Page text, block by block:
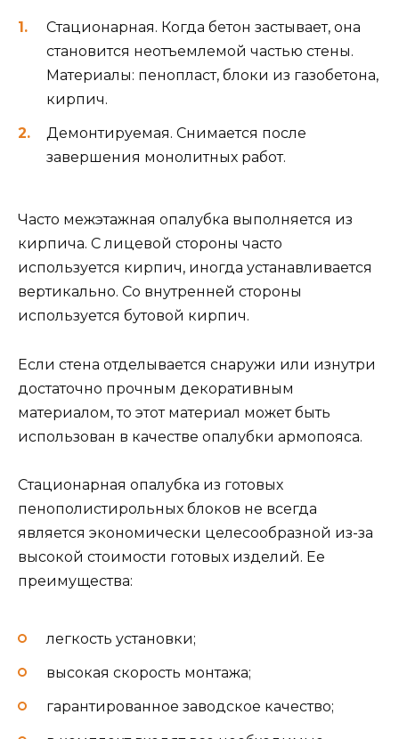
Стационарная. Когда бетон застывает, она
становится неотъемлемой частью стены.
Материалы: пенопласт, блоки из газобетона,
кирпич.
Демонтируемая. Снимается после
завершения монолитных работ.
Часто межэтажная опалубка выполняется из
кирпича. С лицевой стороны часто
используется кирпич, иногда устанавливается
вертикально. Со внутренней стороны
используется бутовой кирпич.
Если стена отделывается снаружи или изнутри
достаточно прочным декоративным
материалом, то этот материал может быть
использован в качестве опалубки армопояса.
Стационарная опалубка из готовых
пенополистирольных блоков не всегда
является экономически целесообразной из-за
высокой стоимости готовых изделий. Ее
преимущества:
легкость установки;
высокая скорость монтажа;
гарантированное заводское качество;